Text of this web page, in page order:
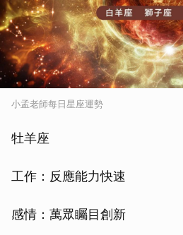
小孟老師每日星座運勢
牡羊座
工作：反應能力快速
感情：萬眾矚目創新